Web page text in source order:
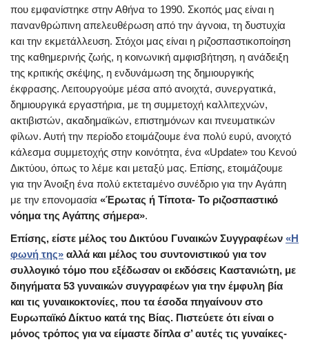
που εμφανίστηκε στην Αθήνα το 1990. Σκοπός μας είναι η
πανανθρώπινη απελευθέρωση από την άγνοια, τη δυστυχία
και την εκμετάλλευση. Στόχοι μας είναι η ριζοσπαστικοποίηση
της καθημερινής ζωής, η κοινωνική αμφισβήτηση, η ανάδειξη
της κριτικής σκέψης, η ενδυνάμωση της δημιουργικής
έκφρασης. Λειτουργούμε μέσα από ανοιχτά, συνεργατικά,
δημιουργικά εργαστήρια, με τη συμμετοχή καλλιτεχνών,
ακτιβιστών, ακαδημαϊκών, επιστημόνων και πνευματικών
φίλων. Αυτή την περίοδο ετοιμάζουμε ένα πολύ ευρύ, ανοιχτό
κάλεσμα συμμετοχής στην κοινότητα, ένα «Update» του Κενού
Δικτύου, όπως το λέμε και μεταξύ μας. Επίσης, ετοιμάζουμε
για την Άνοιξη ένα πολύ εκτεταμένο συνέδριο για την Αγάπη
με την επονομασία «Έρωτας ή Τίποτα- Το ριζοσπαστικό
νόημα της Αγάπης σήμερα».
Επίσης, είστε μέλος του Δικτύου Γυναικών Συγγραφέων «Η
φωνή της» αλλά και μέλος του συντονιστικού για τον
συλλογικό τόμο που εξέδωσαν οι εκδόσεις Καστανιώτη, με
διηγήματα 53 γυναικών συγγραφέων για την έμφυλη βία
και τις γυναικοκτονίες, που τα έσοδα πηγαίνουν στο
Ευρωπαϊκό Δίκτυο κατά της Βίας. Πιστεύετε ότι είναι ο
μόνος τρόπος για να είμαστε δίπλα σ’ αυτές τις γυναίκες-